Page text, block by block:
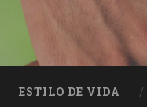
ESTILO DE VIDA